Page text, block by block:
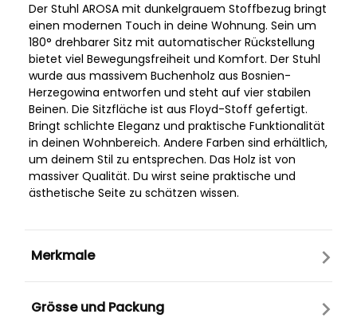
Der Stuhl AROSA mit dunkelgrauem Stoffbezug bringt
einen modernen Touch in deine Wohnung. Sein um
180° drehbarer Sitz mit automatischer Rückstellung
bietet viel Bewegungsfreiheit und Komfort. Der Stuhl
wurde aus massivem Buchenholz aus Bosnien-
Herzegowina entworfen und steht auf vier stabilen
Beinen. Die Sitzfläche ist aus Floyd-Stoff gefertigt.
Bringt schlichte Eleganz und praktische Funktionalität
in deinen Wohnbereich. Andere Farben sind erhältlich,
um deinem Stil zu entsprechen. Das Holz ist von
massiver Qualität. Du wirst seine praktische und
ästhetische Seite zu schätzen wissen.
Merkmale
Grösse und Packung